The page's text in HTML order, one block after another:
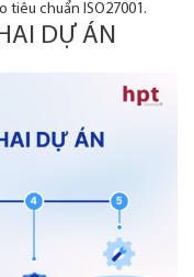
chuẩn ISO27001.
DỰ ÁN